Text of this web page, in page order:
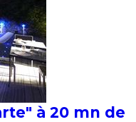
à 20 mn de